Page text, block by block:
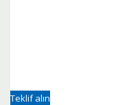
Teklif alın